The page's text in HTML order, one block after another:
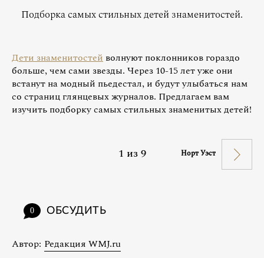
Подборка самых стильных детей знаменитостей.
Дети знаменитостей волнуют поклонников гораздо
больше, чем сами звезды. Через 10-15 лет уже они
встанут на модный пьедестал, и будут улыбаться нам
со страниц глянцевых журналов. Предлагаем вам
изучить подборку самых стильных знаменитых детей!
1 из9 Норт Уэст
0 ОБСУДИТЬ
Автор: Редакция WMJ.ru